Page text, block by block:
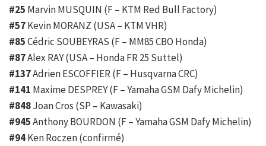
#25 Marvin MUSQUIN (F – KTM Red Bull Factory)
#57Kevin MORANZ (USA – KTM VHR)
#85Cédric SOUBEYRAS (F – MM85 CBO Honda)
#87Alex RAY (USA – Honda FR 25 Suttel)
#137Adrien ESCOFFIER (F – Husqvarna CRC)
#141 Maxime DESPREY (F – Yamaha GSM Dafy Michelin)
#848Joan Cros (SP – Kawasaki)
#945Anthony BOURDON (F – Yamaha GSM Dafy Michelin)
#94Ken Roczen (confirmé)